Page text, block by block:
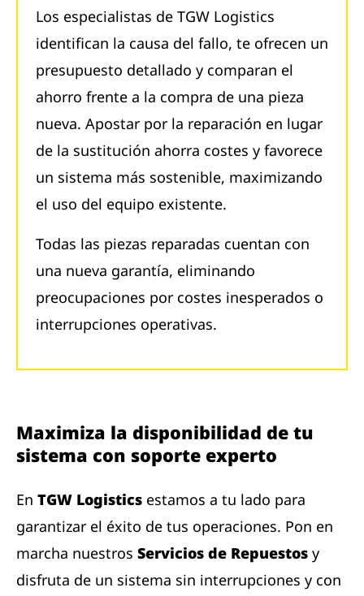
Los especialistas de TGW Logistics
identifican la causa del fallo, te ofrecen un
presupuesto detallado y comparan el
ahorro frente a la compra de una pieza
nueva. Apostar por la reparación en lugar
de la sustitución ahorra costes y favorece
un sistema más sostenible, maximizando
el uso del equipo existente.
Todas las piezas reparadas cuentan con
una nueva garantía, eliminando
preocupaciones por costes inesperados o
interrupciones operativas.
Maximiza la disponibilidad de tu
sistema con soporte experto
En TGW Logistics estamos a tu lado para
garantizar el éxito de tus operaciones. Pon en
marcha nuestros Servicios de Repuestos y
disfruta de un sistema sin interrupciones y con